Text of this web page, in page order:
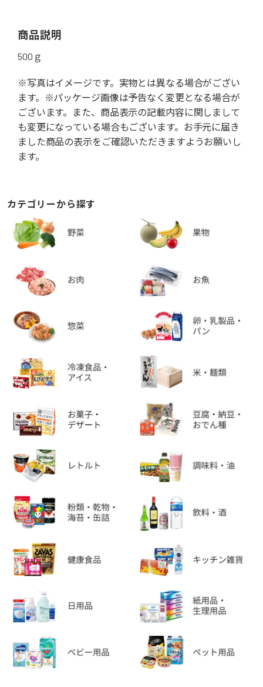
商品説明
500ｇ
※写真はイメージです。実物とは異なる場合がござい
ます。※パッケージ画像は予告なく変更となる場合が
ございます。また、商品表示の記載内容に関しまして
も変更になっている場合もございます。お手元に届き
ました商品の表示をご確認いただきますようお願いし
ます。
カテゴリーから探す